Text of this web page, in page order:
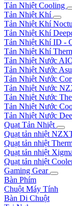
Tản Nhiệt Cooling
Tản Nhiệt Khí
Tản Nhiệt Khí
Tản Nhiệt Khí
Tản Nhiệt Khí ID -
Tản Nhiệt Khí
Tản Nhiệt Nước
Tản Nhiệt Nước
Tản Nhiệt Nước
Tản Nhiệt Nước
Tản Nhiệt Nước
Tản Nhiệt Nước
Tản Nhiệt Nước
Quạt Tản Nhiệt
Quạt tản nhiệt
Quạt tản nhiệt
Quạt tản nhiệt
Quạt tản nhiệt
Gaming Gear
Bàn Phím
Chuột Máy Tính
Bàn Di Chuột